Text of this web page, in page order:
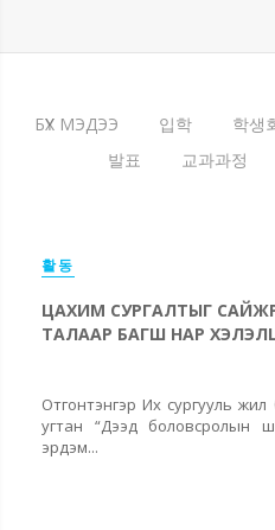
БҮХ МЭДЭЭ 입학 학생
발표
교과과정
활동
ЦАХИМ СУРГАЛТЫГ
ТАЛААР БАГШ НАР
Отгонтэнгэр Их сургууль
угтан “Дээд боловсролын
эрдэм...